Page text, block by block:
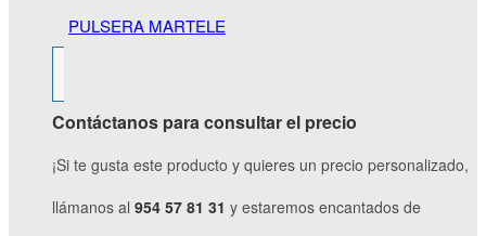
PULSERA MARTELE
Contáctanos para consultar el precio
¡Si te gusta este producto y quieres un precio personalizado,
llámanos al 954 57 81 31 y estaremos encantados de